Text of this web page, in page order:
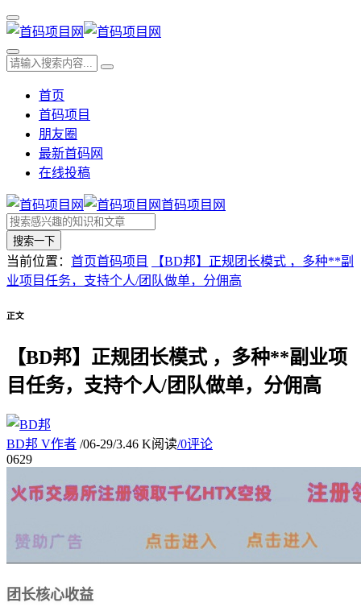
首页
首码项目
朋友圈
最新首码网
在线投稿
首码项目网
搜索一下
当前位置： 首页首码项目
【BD邦】正规团长模式 ，多种**副
业项目任务，支持个人/团队做单，分佣高
正文
【BD邦】正规团长模式 ，多种**副业项
目任务，支持个人/团队做单，分佣高
BD邦 V作者 /06-29/3.46 K阅读/0评论
0629
团长核心收益